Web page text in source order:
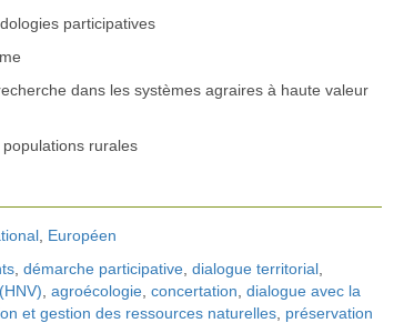
participatives
dans les systèmes agraires à haute valeur
rurales
, Européen
, démarche participative, dialogue territorial,
agroécologie, concertation dialogue avec la
et gestion des ressources naturelles, préservation